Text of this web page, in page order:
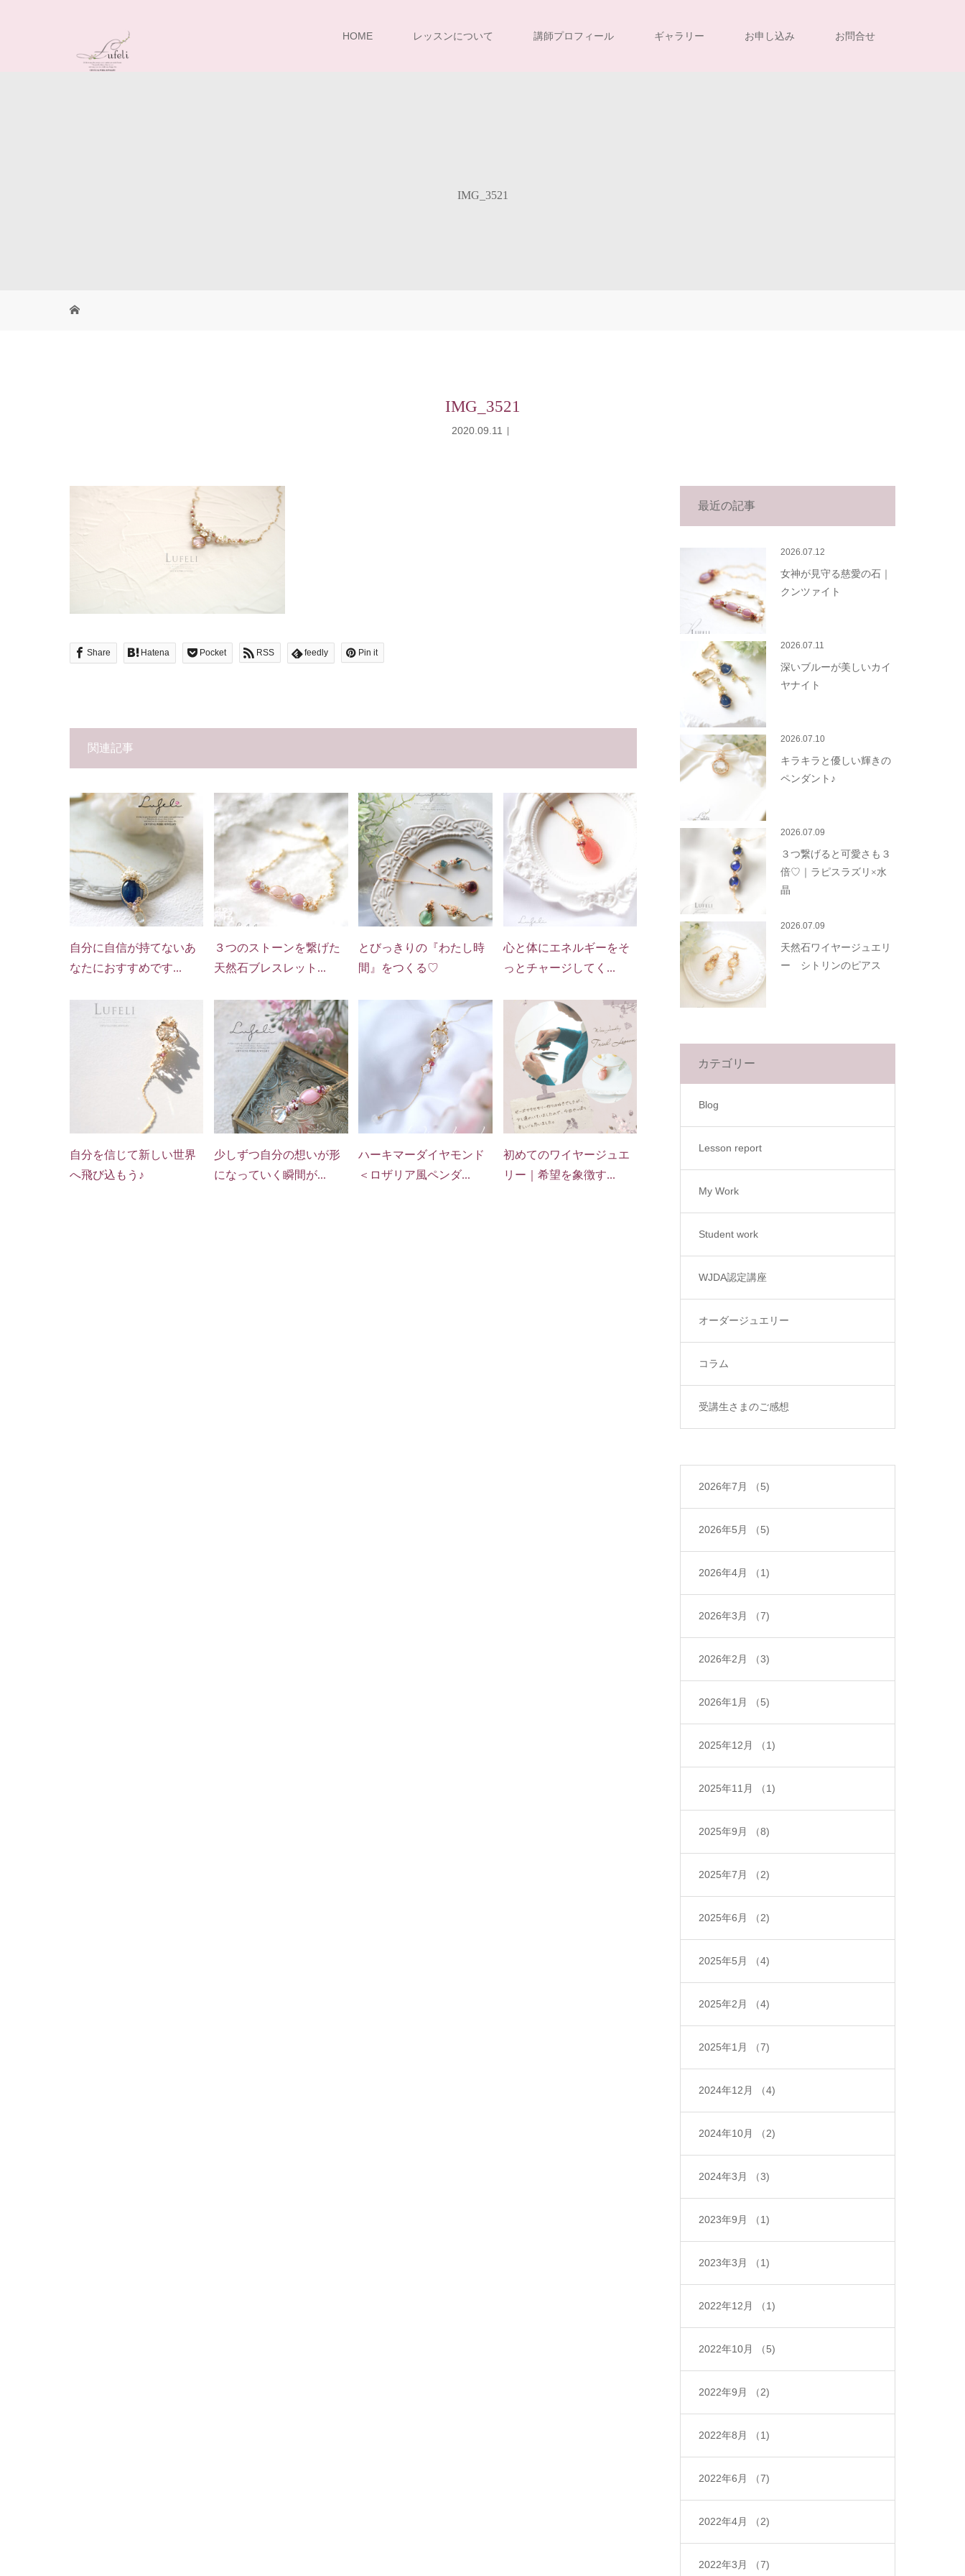
HOME レッスンについて 講師プロフィール ギャラリー お申し込み お問合せ
IMG_3521
IMG_3521
2020.09.11
Share Hatena Pocket RSS feedly Pin it
関連記事
自分に自信が持てないあ
なたにおすすめです...
３つのストーンを繋げた
天然石ブレスレット...
とびっきりの『わたし時
間』をつくる♡
心と体にエネルギーをそ
っとチャージしてく...
自分を信じて新しい世界
へ飛び込もう♪
少しずつ自分の想いが形
になっていく瞬間が...
ハーキマーダイヤモンド
＜ロザリア風ペンダ...
初めてのワイヤージュエ
リー｜希望を象徴す...
最近の記事
2026.07.12
女神が見守る慈愛の石｜
クンツァイト
2026.07.11
深いブルーが美しいカイ
ヤナイト
2026.07.10
キラキラと優しい輝きの
ペンダント♪
2026.07.09
３つ繋げると可愛さも３
倍♡｜ラピスラズリ×水
晶
2026.07.09
天然石ワイヤージュエリ
ー シトリンのピアス
カテゴリー
Blog
Lesson report
My Work
Student work
WJDA認定講座
オーダージュエリー
コラム
受講生さまのご感想
2026年7月 （5)
2026年5月 （5)
2026年4月 （1)
2026年3月 （7)
2026年2月 （3)
2026年1月 （5)
2025年12月 （1)
2025年11月 （1)
2025年9月 （8)
2025年7月 （2)
2025年6月 （2)
2025年5月 （4)
2025年2月 （4)
2025年1月 （7)
2024年12月 （4)
2024年10月 （2)
2024年3月 （3)
2023年9月 （1)
2023年3月 （1)
2022年12月 （1)
2022年10月 （5)
2022年9月 （2)
2022年8月 （1)
2022年6月 （7)
2022年4月 （2)
2022年3月 （7)